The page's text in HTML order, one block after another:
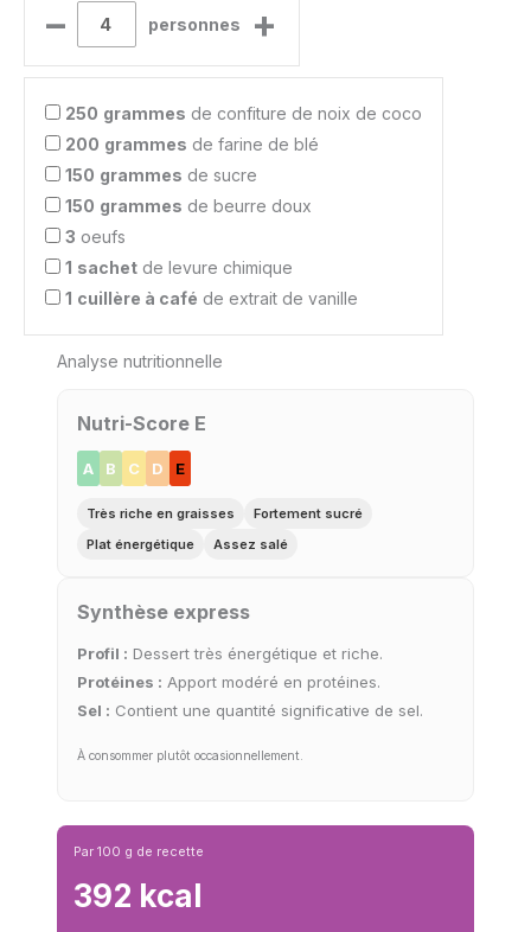
– personnes +
250 grammes de confiture de noix de coco
200 grammes de farine de blé
150 grammes de sucre
150 grammes de beurre doux
3 oeufs
1 sachet de levure chimique
1 cuillère à café de extrait de vanille
Analyse nutritionnelle
Nutri-Score E
A B C D E
Très riche en graisses
Fortement sucré
Plat énergétique
Assez salé
Synthèse express
Profil : Dessert très énergétique et riche.
Protéines : Apport modéré en protéines.
Sel : Contient une quantité significative de sel.
À consommer plutôt occasionnellement.
Par 100 g de recette
392 kcal